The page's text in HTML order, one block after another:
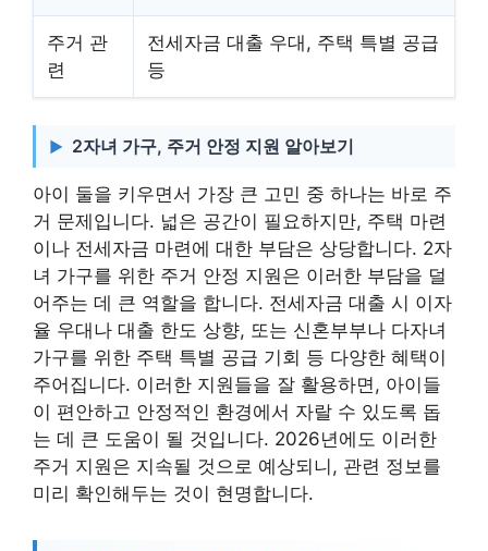
주거 관
련
전세자금 대출 우대, 주택 특별 공급
등
2자녀 가구, 주거 안정 지원 알아보기
아이 둘을 키우면서 가장 큰 고민 중 하나는 바로 주
거 문제입니다. 넓은 공간이 필요하지만, 주택 마련
이나 전세자금 마련에 대한 부담은 상당합니다. 2자
녀 가구를 위한 주거 안정 지원은 이러한 부담을 덜
어주는 데 큰 역할을 합니다. 전세자금 대출 시 이자
율 우대나 대출 한도 상향, 또는 신혼부부나 다자녀
가구를 위한 주택 특별 공급 기회 등 다양한 혜택이
주어집니다. 이러한 지원들을 잘 활용하면, 아이들
이 편안하고 안정적인 환경에서 자랄 수 있도록 돕
는 데 큰 도움이 될 것입니다. 2026년에도 이러한
주거 지원은 지속될 것으로 예상되니, 관련 정보를
미리 확인해두는 것이 현명합니다.